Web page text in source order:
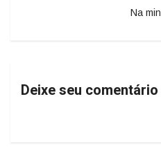
Na
Deixe seu comentário